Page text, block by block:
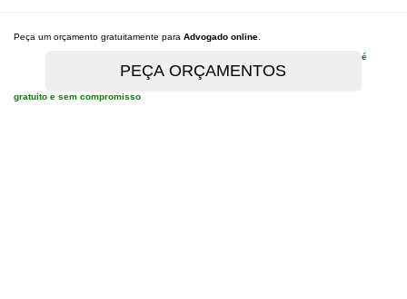
Peça um orçamento gratuitamente para Advogado online
é
gratuito e sem compromisso